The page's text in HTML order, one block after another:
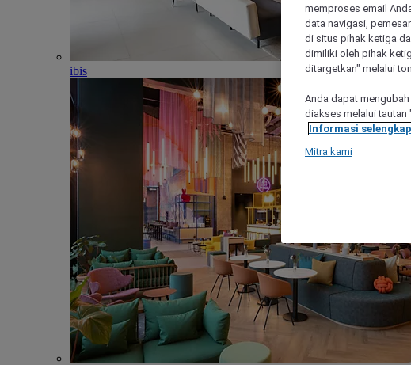
ibis
memproses email
data navigasi,
di situs pihak ketiga
dimiliki oleh pihak
ditargetkan" melalui
Anda dapat
diakses melalui tautan
Informasi
Mitra kami